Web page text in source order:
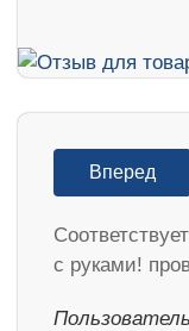
Вперед
с руками!